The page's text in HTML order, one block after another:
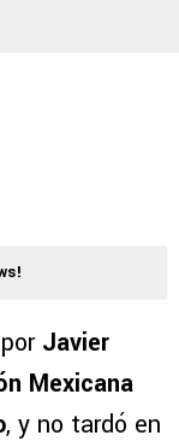
Javier
Mexicana
, y no tardó en